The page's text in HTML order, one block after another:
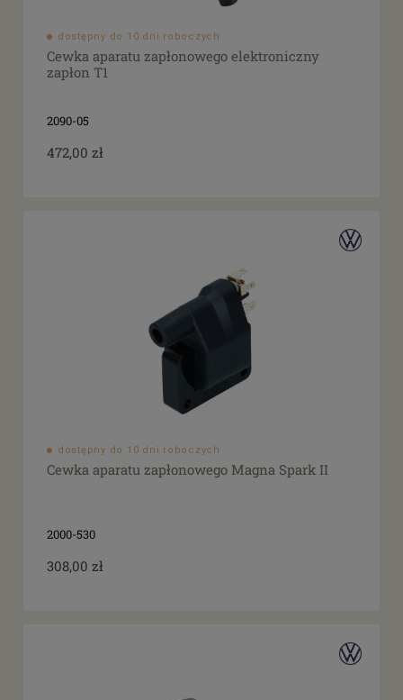
dostępny do 10 dni roboczych
Cewka aparatu zapłonowego elektroniczny
zapłon T1
2090-05
472,00 zł
dostępny do 10 dni roboczych
Cewka aparatu zapłonowego Magna Spark II
2000-530
308,00 zł